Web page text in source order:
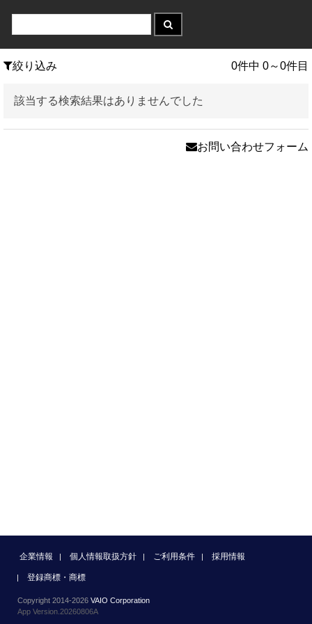
絞り込み 0件中 0～0件目
該当する検索結果はありませんでした
お問い合わせフォーム
企業情報 個人情報取扱方針 ご利用条件 採用情報
登録商標・商標
Copyright 2014-2026 VAIO Corporation
App Version.20260806A